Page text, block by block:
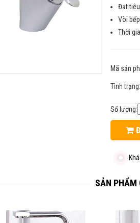
Đạt
Vòi
Thời
Mã sản
Tình trạng:
Số lượng:
SẢN PHẨM